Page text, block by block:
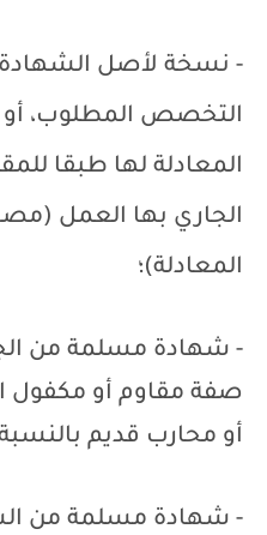
- نسخة لأصل الشهادة
التخصص المطلوب، أو
المعادلة لها طبقا
الجاري بها العمل
المعادلة)؛
- شهادة مسلمة من
صفة مقاوم أو مكفول
أو محارب قديم
- شهادة مسلمة من